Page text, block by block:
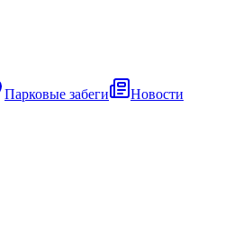
Парковые забеги Новости